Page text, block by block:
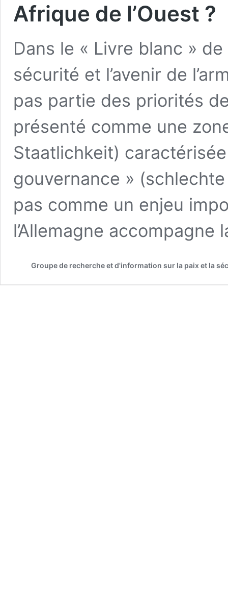
Afrique de l’Ouest ?
Dans le « Livre blanc »
sécurité et l’avenir de
pas partie des priorités
présenté comme une
Staatlichkeit)
gouvernance »
pas comme un enjeu
l’Allemagne
Groupe de recherche et d'information sur la paix et la